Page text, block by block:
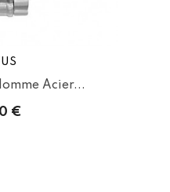
Acier...
€